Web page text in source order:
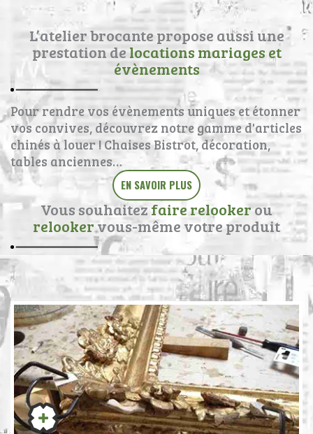
L’atelier brocante propose aussi une
prestation de locations mariages et
évènements
Pour rendre vos évènements uniques et étonner
vos convives, découvrez notre gamme d'articles
chinés à louer ! Chaises Bistrot, décoration,
tables anciennes…
EN SAVOIR PLUS
Vous souhaitez faire relookerou
relookervous-même votre produit